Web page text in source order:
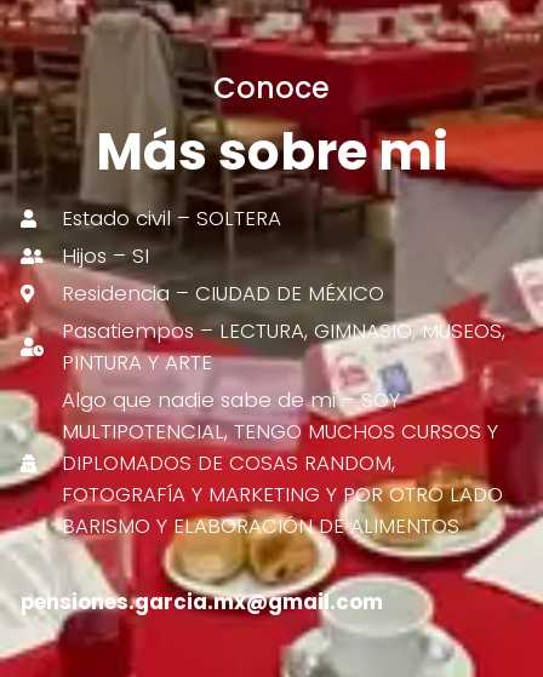
Conoce
Más sobre mi
Estado civil – SOLTERA
Hijos – SI
Residencia – CIUDAD DE MÉXICO
Pasatiempos – LECTURA, GIMNASIO, MUSEOS,
PINTURA Y ARTE
Algo que nadie sabe de mi – SOY
MULTIPOTENCIAL, TENGO MUCHOS CURSOS Y
DIPLOMADOS DE COSAS RANDOM,
FOTOGRAFÍA Y MARKETING Y POR OTRO LADO
BARISMO Y ELABORACIÓN DE ALIMENTOS
pensiones.garcia.mx@gmail.com